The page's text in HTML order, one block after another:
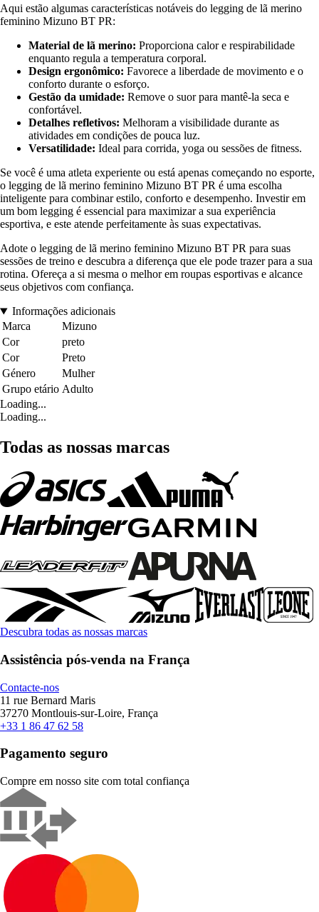
Aqui estão algumas características notáveis do legging de lã merino
feminino Mizuno BT PR:
Material de lã merino: Proporciona calor e respirabilidade
enquanto regula a temperatura corporal.
Design ergonômico: Favorece a liberdade de movimento e o
conforto durante o esforço.
Gestão da umidade: Remove o suor para mantê-la seca e
confortável.
Detalhes refletivos: Melhoram a visibilidade durante as
atividades em condições de pouca luz.
Versatilidade: Ideal para corrida, yoga ou sessões de fitness.
Se você é uma atleta experiente ou está apenas começando no esporte,
o legging de lã merino feminino Mizuno BT PR é uma escolha
inteligente para combinar estilo, conforto e desempenho. Investir em
um bom legging é essencial para maximizar a sua experiência
esportiva, e este atende perfeitamente às suas expectativas.
Adote o legging de lã merino feminino Mizuno BT PR para suas
sessões de treino e descubra a diferença que ele pode trazer para a sua
rotina. Ofereça a si mesma o melhor em roupas esportivas e alcance
seus objetivos com confiança.
Informações adicionais
Marca
Mizuno
Cor
preto
Cor
Preto
Género
Mulher
Grupo etário Adulto
Loading...
Loading...
Todas as nossas marcas
Descubra todas as nossas marcas
Assistência pós-venda na França
Contacte-nos
11 rue Bernard Maris
37270 Montlouis-sur-Loire, França
+33 1 86 47 62 58
Pagamento seguro
Compre em nosso site com total confiança